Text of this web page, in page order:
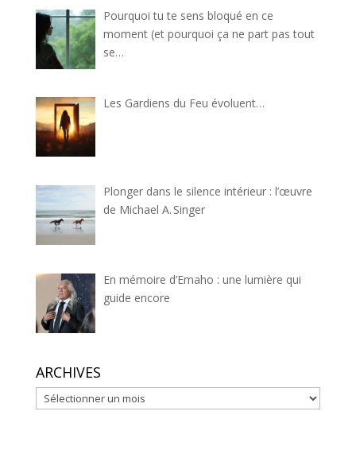
Pourquoi tu te sens bloqué en ce
moment (et pourquoi ça ne part pas tout
se…
Les Gardiens du Feu évoluent…
Plonger dans le silence intérieur : l’œuvre
de Michael A. Singer
En mémoire d’Emaho : une lumière qui
guide encore
ARCHIVES
ARCHIVES